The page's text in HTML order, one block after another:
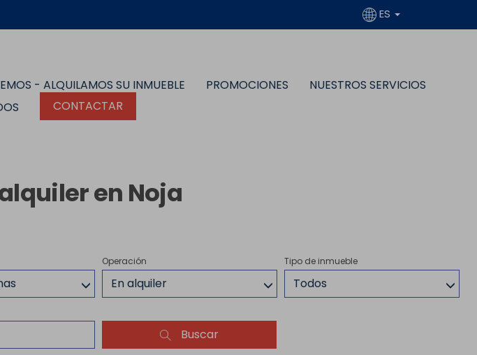
ES
- ALQUILAMOS SU INMUEBLE PROMOCIONES
NUESTROS SERVICIOS
CONTACTAR
en Noja
Operación
En alquiler
Tipo de inmueble
Todos
Buscar